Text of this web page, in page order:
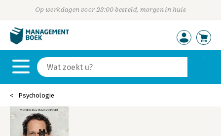
Op werkdagen voor 23:00 besteld, morgen in huis
Psychologie